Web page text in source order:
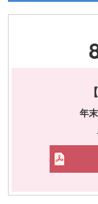
年